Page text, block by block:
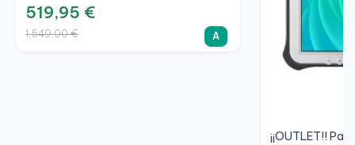
519,95 €
1.549,00 € A
¡¡OUTLET!!